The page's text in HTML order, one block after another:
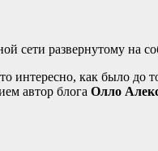
сети развернутому на
интересно, как было до
автор блога Олло